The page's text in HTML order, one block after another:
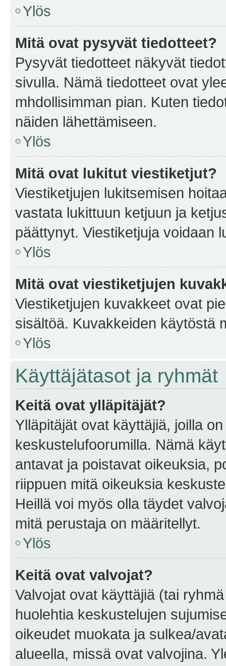
Ylös
Mitä ovat pysyvät tiedotteet?
Pysyvät tiedotteet näkyvät
sivulla. Nämä tiedotteet ovat
mhdollisimman pian. Kuten
näiden lähettämiseen.
Ylös
Mitä ovat lukitut viestiketjut?
Viestiketjujen lukitsemisen
vastata lukittuun ketjuun ja
päättynyt. Viestiketjuja voidaan
Ylös
Mitä ovat viestiketjujen
Viestiketjujen kuvakkeet ovat
sisältöä. Kuvakkeiden käytöstä
Ylös
Käyttäjätasot ja ryhmät
Keitä ovat ylläpitäjät?
Ylläpitäjät ovat käyttäjiä, joilla
keskustelufoorumilla. Nämä
antavat ja poistavat oikeuksia,
riippuen mitä oikeuksia
Heillä voi myös olla täydet
mitä perustaja on määritellyt.
Ylös
Keitä ovat valvojat?
Valvojat ovat käyttäjiä (tai
huolehtia keskustelujen
oikeudet muokata ja sulkea/
alueella, missä ovat valvojina.